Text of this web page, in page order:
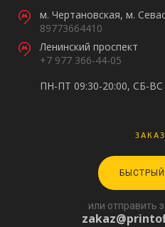
м. Чертановская, м.
89773664410
Ленинский проспект
+7 977 366-44-05
ПН-ПТ 09:30-20:00, СБ-ВС
или отправить